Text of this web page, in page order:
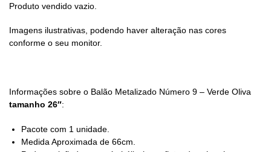
Produto vendido vazio.
Imagens ilustrativas, podendo haver alteração nas cores
conforme o seu monitor.
Informações sobre o Balão Metalizado Número 9 – Verde Oliva
tamanho 26″:
Pacote com 1 unidade.
Medida Aproximada de 66cm.